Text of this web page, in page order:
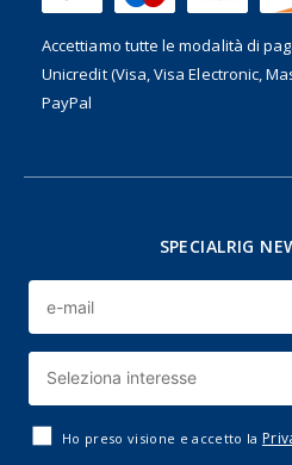
Accettiamo tutte le modalità di
Unicredit (Visa, Visa Electronic,
PayPal
SPECIALRIG
Ho preso visione e accetto la